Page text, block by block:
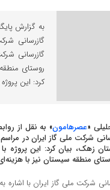
به گزارش
گازرسانی
روستای
کرد: این پروژه
«عصرهامون» به نقل از
شرکت ملی گاز ایران با